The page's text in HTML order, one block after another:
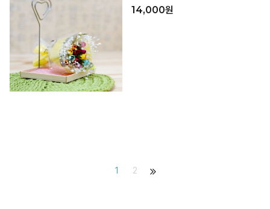
14,000원
1 2